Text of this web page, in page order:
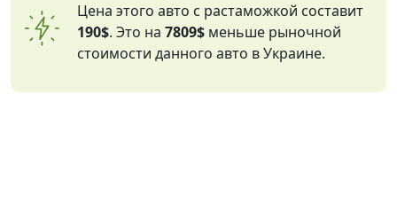
Цена этого авто с растаможкой составит
190$. Это на7809$ меньше рыночной
стоимости данного авто в Украине.